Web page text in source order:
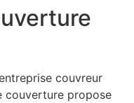
couvreur
couverture propose